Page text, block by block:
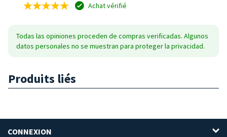
Achat vérifié
Todas las opiniones proceden de compras verificadas. Algunos
datos personales no se muestran para proteger la privacidad.
Produits liés
CONNEXION